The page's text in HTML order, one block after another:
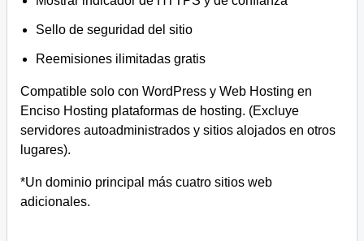
Sello de seguridad del sitio
Reemisiones ilimitadas gratis
Compatible solo con WordPress y Web Hosting en
Enciso Hosting plataformas de hosting. (Excluye
servidores autoadministrados y sitios alojados en otros
lugares).
*Un dominio principal más cuatro sitios web
adicionales.